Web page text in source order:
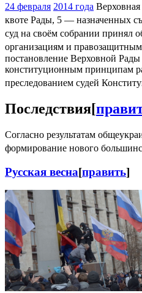
24 февраля 2014 года
квоте Рады, 5 — назначенных
суд на своём собрании принял
организациям и
постановление Верховной
конституционным принципам
преследованием судей
Последствия[
Согласно результатам
формирование нового
Русская весна[править]